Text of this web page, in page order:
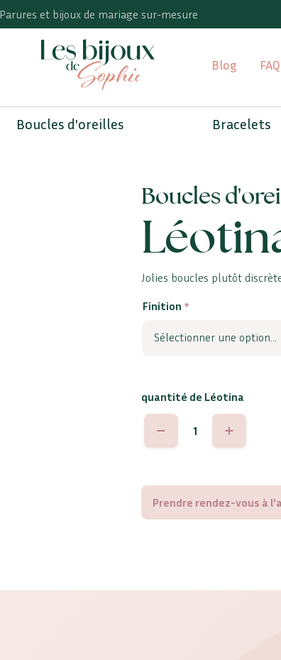
Parures et bijoux de mariage sur-mesure
Blog FAQ
Boucles d'oreilles Bracelets
Boucles
Jolies boucles plutôt
Finition *
quantité de Léotina
Prendre rendez-vous à